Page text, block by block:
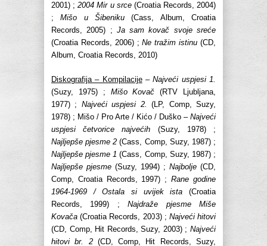
2001) ;2004 Mir u srce(Croatia Records, 2004)
;Mišo u Šibeniku (Cass, Album, Croatia
Records, 2005) ; Ja sam kovač svoje sreće
(Croatia Records, 2006) ;Ne tražim istinu (CD,
Album, Croatia Records, 2010)
Diskografija – Kompilacije–Najveći uspjesi 1.
(Suzy, 1975) ; Mišo Kovač (RTV Ljubljana,
1977) ; Najveći uspjesi 2. (LP, Comp, Suzy,
1978) ; Mišo / Pro Arte / Kićo / Duško – Najveći
uspjesi četvorice najvećih (Suzy, 1978) ;
Najljepše pjesme 2 (Cass, Comp, Suzy, 1987) ;
Najljepše pjesme 1 (Cass, Comp, Suzy, 1987) ;
Najljepše pjesme (Suzy, 1994) ; Najbolje (CD,
Comp, Croatia Records, 1997) ;Rane godine
1964-1969 / Ostala si uvijek ista (Croatia
Records, 1999) ;Najdraže pjesme Miše
Kovača (Croatia Records, 2003) ; Najveći hitovi
(CD, Comp, Hit Records, Suzy, 2003) ; Najveći
hitovi br. 2(CD, Comp, Hit Records, Suzy,